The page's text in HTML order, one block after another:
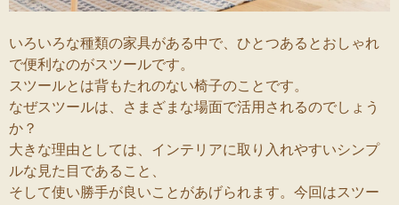
いろいろな種類の家具がある中で、ひとつあるとおしゃれ
で便利なのがスツールです。
スツールとは背もたれのない椅子のことです。
なぜスツールは、さまざまな場面で活用されるのでしょう
か？
大きな理由としては、インテリアに取り入れやすいシンプ
ルな見た目であること、
そして使い勝手が良いことがあげられます。今回はスツー